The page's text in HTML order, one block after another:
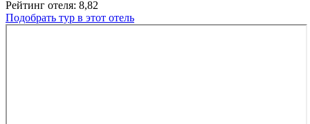
Рейтинг отеля: 8,82
Подобрать тур в этот отель